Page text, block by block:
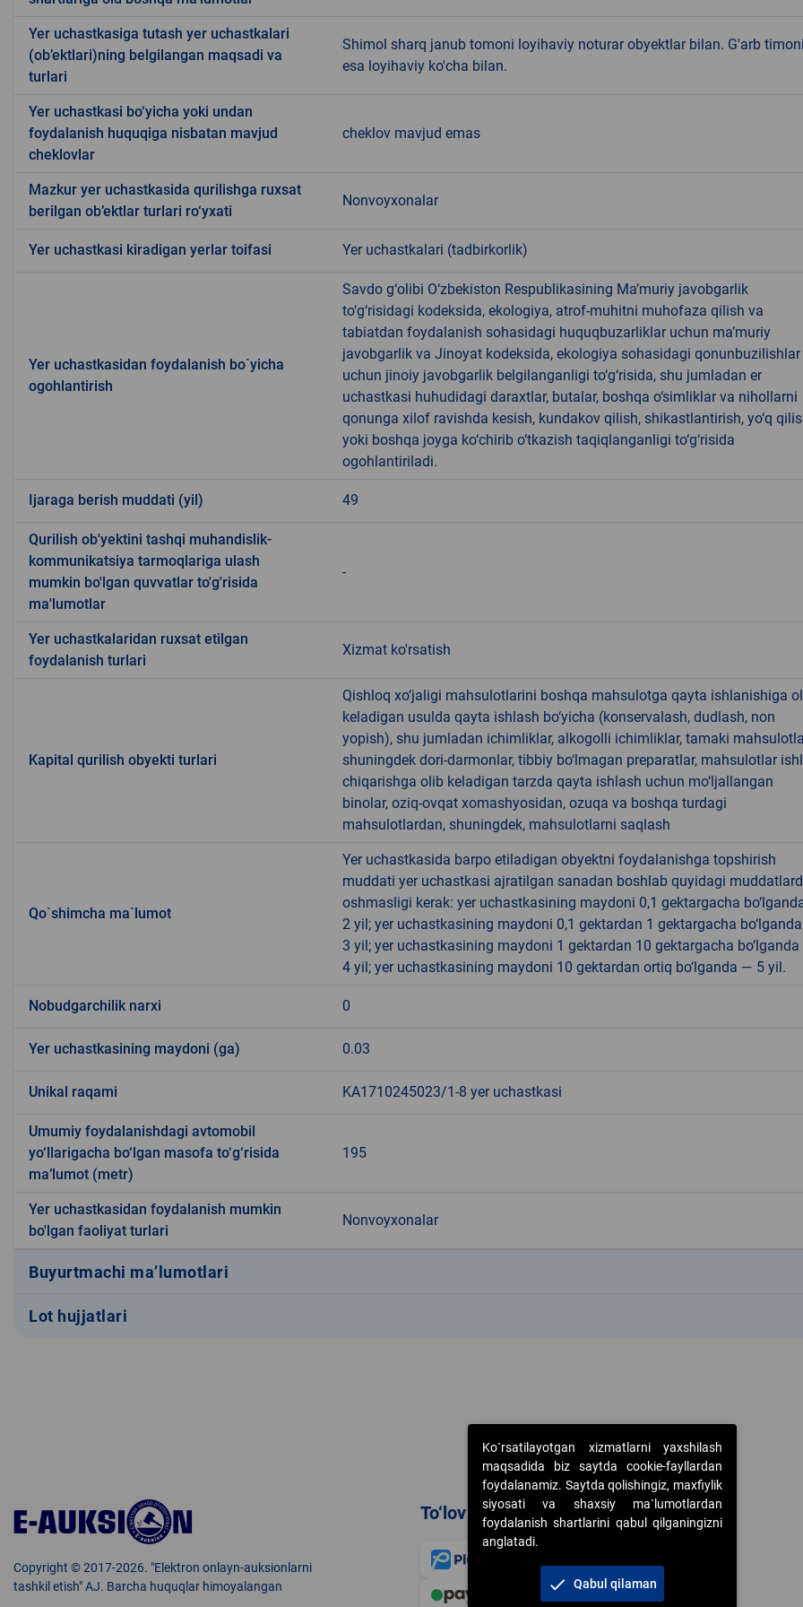
Yer uchastkasiga tutash yer uchastkalari
(ob’ektlari)ning belgilangan maqsadi va
turlari
Shimol sharq janub tomoni loyihaviy noturar obyektlar bilan. G'arb
esa loyihaviy ko'cha bilan.
Yer uchastkasi bo‘yicha yoki undan
foydalanish huquqiga nisbatan mavjud
cheklovlar
cheklov mavjud emas
Mazkur yer uchastkasida qurilishga ruxsat
berilgan ob’ektlar turlari ro‘yxati
Nonvoyxonalar
Yer uchastkasi kiradigan yerlar toifasi Yer uchastkalari (tadbirkorlik)
Yer uchastkasidan foydalanish bo`yicha
ogohlantirish
Savdo g‘olibi O‘zbekiston Respublikasining Ma’muriy javobgarlik
to‘g‘risidagi kodeksida, ekologiya, atrof-muhitni muhofaza qilish va
tabiatdan foydalanish sohasidagi huquqbuzarliklar uchun ma’muriy
javobgarlik va Jinoyat kodeksida, ekologiya sohasidagi qonunbuzilishlar
uchun jinoiy javobgarlik belgilanganligi to‘g‘risida, shu jumladan er
uchastkasi huhudidagi daraxtlar, butalar, boshqa o‘simliklar va nihollarni
qonunga xilof ravishda kesish, kundakov qilish, shikastlantirish, yo‘q
yoki boshqa joyga ko‘chirib o‘tkazish taqiqlanganligi to‘g‘risida
ogohlantiriladi.
Ijaraga berish muddati (yil) 49
Qurilish ob'yektini tashqi muhandislik-
kommunikatsiya tarmoqlariga ulash
mumkin bo'lgan quvvatlar to'g'risida
ma'lumotlar
-
Yer uchastkalaridan ruxsat etilgan
foydalanish turlari
Xizmat ko'rsatish
Kapital qurilish obyekti turlari
Qishloq xo‘jaligi mahsulotlarini boshqa mahsulotga qayta ishlanishiga
keladigan usulda qayta ishlash bo‘yicha (konservalash, dudlash, non
yopish), shu jumladan ichimliklar, alkogolli ichimliklar, tamaki
shuningdek dori-darmonlar, tibbiy bo‘lmagan preparatlar, mahsulotlar
chiqarishga olib keladigan tarzda qayta ishlash uchun mo‘ljallangan
binolar, oziq-ovqat xomashyosidan, ozuqa va boshqa turdagi
mahsulotlardan, shuningdek, mahsulotlarni saqlash
Qo`shimcha ma`lumot
Yer uchastkasida barpo etiladigan obyektni foydalanishga topshirish
muddati yer uchastkasi ajratilgan sanadan boshlab quyidagi
oshmasligi kerak: yer uchastkasining maydoni 0,1 gektargacha
2 yil; yer uchastkasining maydoni 0,1 gektardan 1 gektargacha
3 yil; yer uchastkasining maydoni 1 gektardan 10 gektargacha
4 yil; yer uchastkasining maydoni 10 gektardan ortiq bo‘lganda — 5 yil.
Nobudgarchilik narxi 0
Yer uchastkasining maydoni (ga) 0.03
Unikal raqami KA1710245023/1-8 yer uchastkasi
Umumiy foydalanishdagi avtomobil
yo‘llarigacha bo‘lgan masofa to‘g‘risida
ma’lumot (metr)
195
Yer uchastkasidan foydalanish mumkin
bo'lgan faoliyat turlari
Nonvoyxonalar
Buyurtmachi ma’lumotlari
Lot hujjatlari
Copyright © 2017-2026. "Elektron onlayn-auksionlarni
tashkil etish" AJ. Barcha huquqlar himoyalangan
To‘lov usullari
Ko`rsatilayotgan xizmatlarni yaxshilash
maqsadida biz saytda cookie-fayllardan
foydalanamiz. Saytda qolishingiz, maxfiylik
siyosati va shaxsiy ma`lumotlardan
foydalanish shartlarini qabul qilganingizni
anglatadi.
check Qabul qilaman